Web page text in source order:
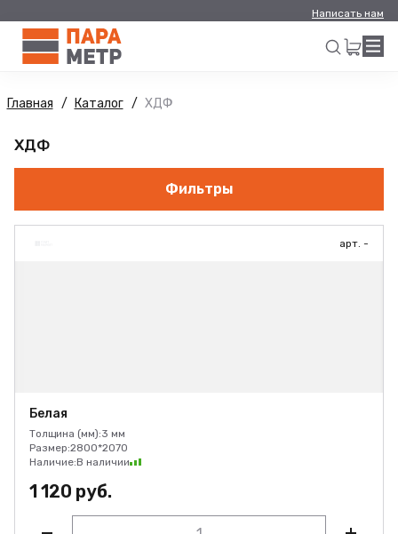
Написать нам
Главная Каталог ХДФ
ХДФ
Фильтры
арт. -
Белая
Толщина (мм):3 мм
Размер:2800*2070
Наличие:В наличии
1 120 руб.